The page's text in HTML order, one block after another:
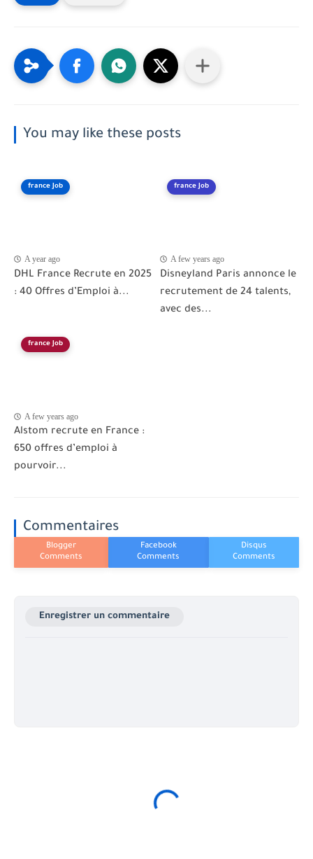
You may like these posts
france Job
A year ago
DHL France Recrute en 2025
: 40 Offres d’Emploi à...
france Job
A few years ago
Disneyland Paris annonce le
recrutement de 24 talents,
avec des...
france Job
A few years ago
Alstom recrute en France :
650 offres d’emploi à
pourvoir...
Commentaires
Enregistrer un commentaire